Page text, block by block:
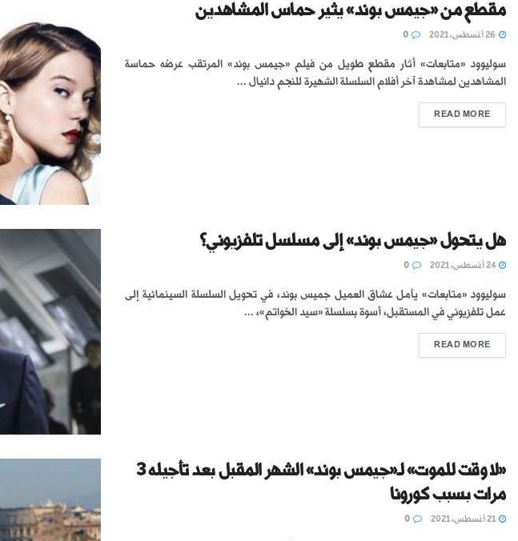
مقطع من «جيمس بوند» يثير حماس المشاهدين
سوليوود «متابعات» أثار مقطع طويل من فيلم «جيمس بوند» المرتقب عرضه حماسة
المشاهدين لمشاهدة آخر أفلام السلسلة الشهيرة للنجم دانيال ...
READ MORE
هل يتحول «جيمس بوند» إلى مسلسل تلفزيوني؟
سوليوود «متابعات» يأمل عشاق العميل جميس بوند، في تحويل السلسلة السينمائية إلى
عمل تلفزيوني في المستقبل، أسوة بسلسلة «سيد الخواتم»، ...
READ MORE
«لا وقت للموت» لـ«جيمس بوند» الشهر المقبل بعد تأجيله 3
مرات بسبب كورونا